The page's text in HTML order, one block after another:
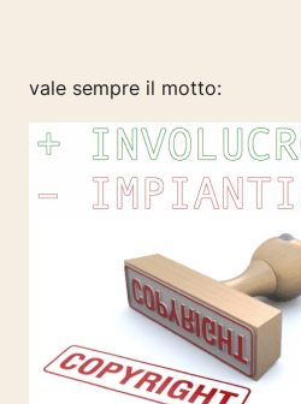
vale sempre il motto: